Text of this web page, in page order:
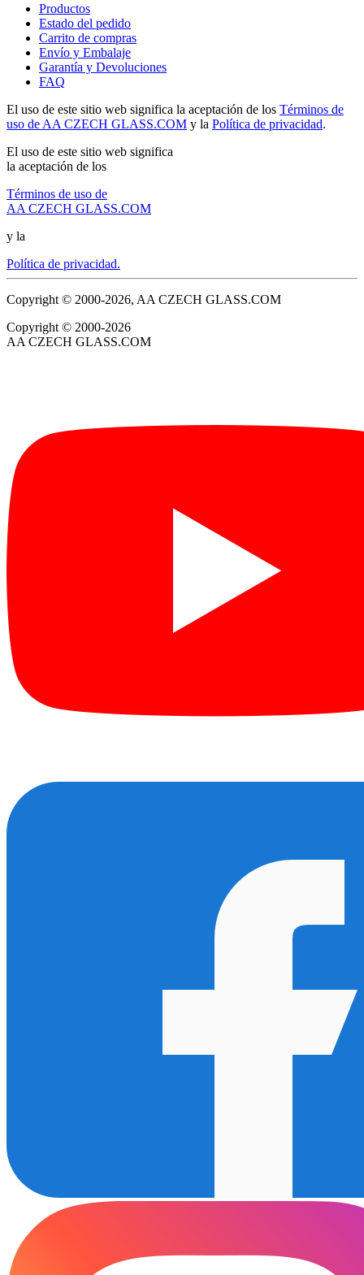
Productos
Estado del pedido
Carrito de compras
Envío y Embalaje
Garantía y Devoluciones
FAQ
El uso de este sitio web significa la aceptación de los Términos de
uso de AA CZECH GLASS.COM y la Política de privacidad.
El uso de este sitio web significa
la aceptación de los
Términos de uso de
AA CZECH GLASS.COM
y la
Política de privacidad.
Copyright © 2000-2026, AA CZECH GLASS.COM
Copyright © 2000-2026
AA CZECH GLASS.COM